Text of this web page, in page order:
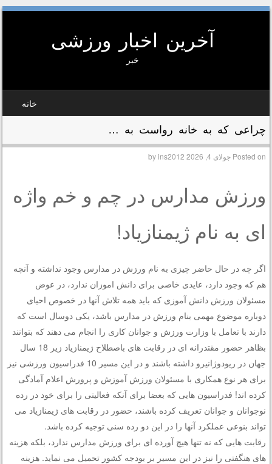
آخرین اخبار ورزشی
خبر
خانه
چراعی که به خانه رواست به …
Posted onجولای 4, 2026 by
ins2012
ورزش مدارس در چم و خم واژه
ای به نام ژیمنازیاد!
اگر چه در حال حاضر چیزی به نام ورزش در مدارس وجود نداشته و آنچه
هم که وجود دارد، عایدی خاصی برای دانش اموزان ندارد، در عوض
مسئولان ورزش دانش آموزی که باید همه تلاش آنها در خصوص احیای
دوباره موضوع مهمی بنام ورزش در مدارس باشد، یکی دوسال است که
دارند با تعامل با وزارت ورزش و جوانان کاری را انجام می دهند که بتوانند
بظاهر حضور مقتدرانه ای در رقابت های باصطلاح ژیمنازیاد زیر 18 سال
جهان در ریودوژانیرو داشته باشند و در این مسیر 10 فدراسیون ورزشی نیز
برای هر نوع همکاری با مسئولان ورزش آموزش و پرورش اعلام آمادگی
کرده اند! فدراسیون هایی که بعضا برای آنکه فعالیتی را برای خود در رده
نوجوانان و جوانان تعریف کرده باشند، حضور در رقابت های ژیمنازیاد می
تواند بنوعی عملکرد آنها را در این دو رده سنی توجیه کرده باشد.
رقابت هایی که نه تنها هیچ آورده ای برای ورزش مدارس ندارد، بلکه هزینه
های هنگفتی را نیز در این مسیر بر بودجه کشور تحمیل می نماید. هزینه